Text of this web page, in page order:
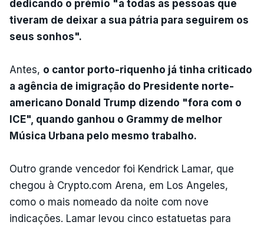
dedicando o prémio "a todas as pessoas que
tiveram de deixar a sua pátria para seguirem os
seus sonhos".
Antes, o cantor porto-riquenho já tinha criticado
a agência de imigração do Presidente norte-
americano Donald Trump dizendo "fora com o
ICE", quando ganhou o Grammy de melhor
Música Urbana pelo mesmo trabalho.
Outro grande vencedor foi Kendrick Lamar, que
chegou à Crypto.com Arena, em Los Angeles,
como o mais nomeado da noite com nove
indicações. Lamar levou cinco estatuetas para